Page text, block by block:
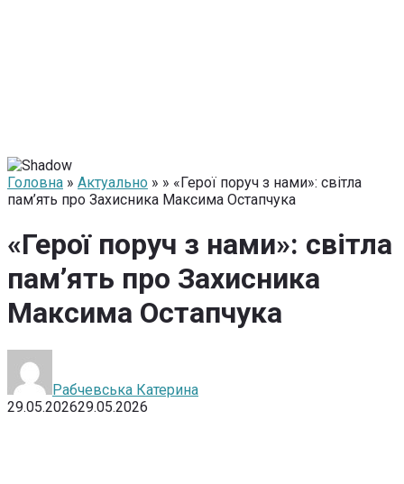
Головна » Актуально » » «Герої поруч з нами»: світла
пам’ять про Захисника Максима Остапчука
«Герої поруч з нами»: світла
пам’ять про Захисника
Максима Остапчука
Рабчевська Катерина
29.05.202629.05.2026